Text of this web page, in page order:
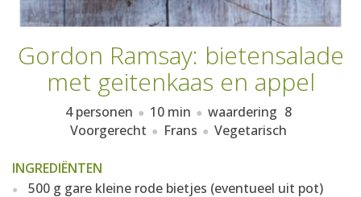
Gordon Ramsay: bietensalade
met geitenkaas en appel
4 personen 10 min waardering 8
Voorgerecht
Frans Vegetarisch
INGREDIËNTEN
500 g gare kleine rode bietjes (eventueel uit pot)